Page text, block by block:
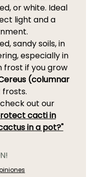
or white. Ideal
light and a
sandy soils, in
especially in
if you grow
(columnar
out our
cacti in
in a pot?"